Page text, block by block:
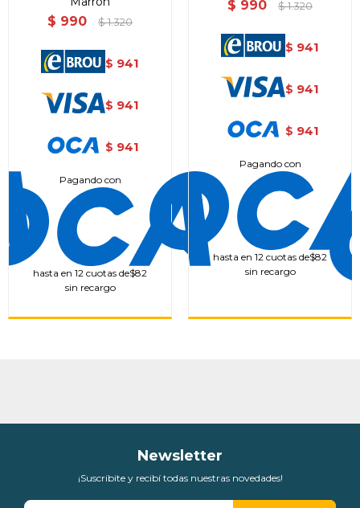
$ 990 $ 1.320
$ 941
$ 941
$ 941
Pagando con
hasta en 12 cuotas de$82
sin recargo
$ 990 $ 1.320
$ 941
$ 941
$ 941
Pagando con
hasta en 12 cuotas de$82
sin recargo
Newsletter
¡Suscribite y recibí todas nuestras novedades!